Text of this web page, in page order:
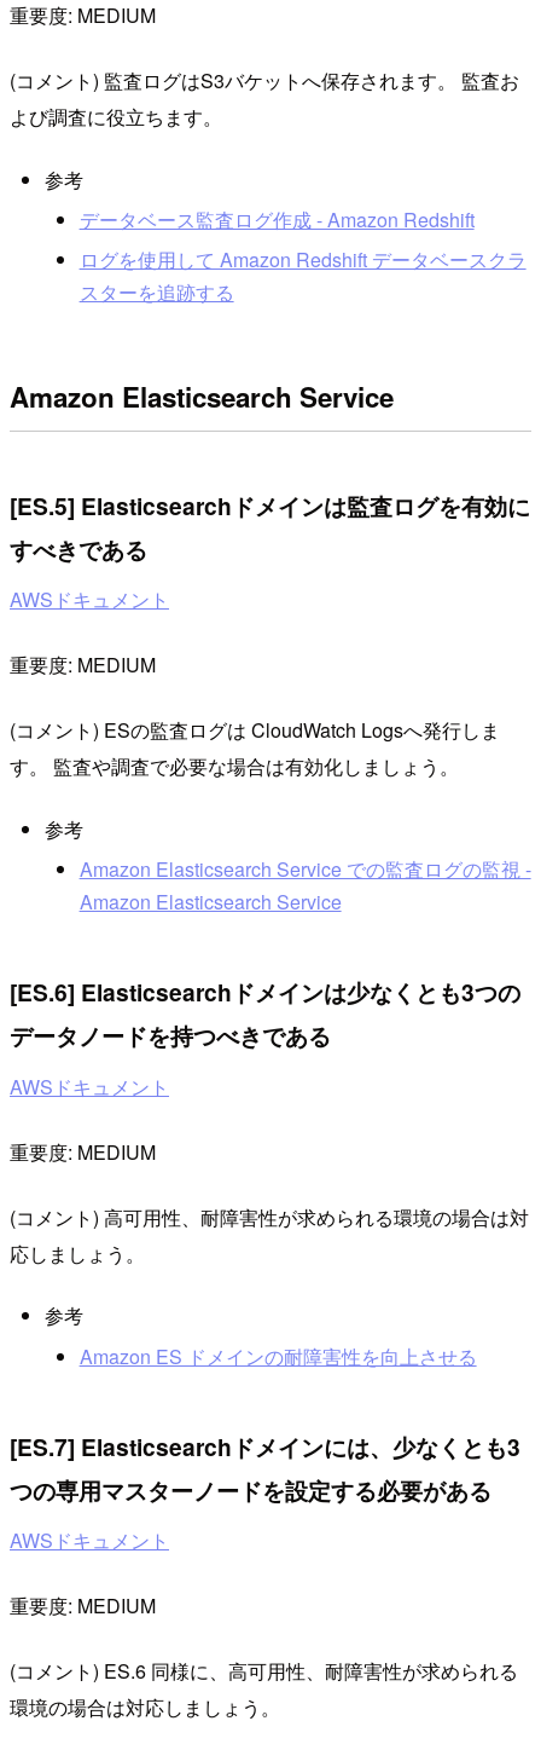
重要度: MEDIUM
(コメント) 監査ログはS3バケットへ保存されます。 監査お
よび調査に役立ちます。
参考
データベース監査ログ作成 - Amazon Redshift
ログを使用して Amazon Redshift データベースクラ
スターを追跡する
Amazon Elasticsearch Service
[ES.5] Elasticsearchドメインは監査ログを有効に
すべきである
AWSドキュメント
重要度: MEDIUM
(コメント) ESの監査ログは CloudWatch Logsへ発行しま
す。 監査や調査で必要な場合は有効化しましょう。
参考
Amazon Elasticsearch Service での監査ログの監視 -
Amazon Elasticsearch Service
[ES.6] Elasticsearchドメインは少なくとも3つの
データノードを持つべきである
AWSドキュメント
重要度: MEDIUM
(コメント) 高可用性、耐障害性が求められる環境の場合は対
応しましょう。
参考
Amazon ES ドメインの耐障害性を向上させる
[ES.7] Elasticsearchドメインには、少なくとも3
つの専用マスターノードを設定する必要がある
AWSドキュメント
重要度: MEDIUM
(コメント) ES.6 同様に、高可用性、耐障害性が求められる
環境の場合は対応しましょう。